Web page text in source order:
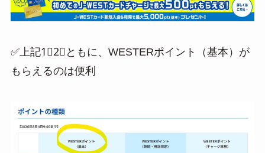
✅上記1⃣2⃣ともに、WESTERポイント（基本）が
もらえるのは便利